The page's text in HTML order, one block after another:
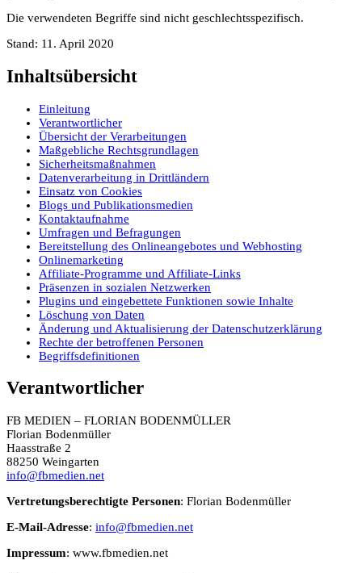
Die verwendeten Begriffe sind nicht geschlechtsspezifisch.
Stand: 11. April 2020
Inhaltsübersicht
Einleitung
Verantwortlicher
Übersicht der Verarbeitungen
Maßgebliche Rechtsgrundlagen
Sicherheitsmaßnahmen
Datenverarbeitung in Drittländern
Einsatz von Cookies
Blogs und Publikationsmedien
Kontaktaufnahme
Umfragen und Befragungen
Bereitstellung des Onlineangebotes und Webhosting
Onlinemarketing
Affiliate-Programme und Affiliate-Links
Präsenzen in sozialen Netzwerken
Plugins und eingebettete Funktionen sowie Inhalte
Löschung von Daten
Änderung und Aktualisierung der Datenschutzerklärung
Rechte der betroffenen Personen
Begriffsdefinitionen
Verantwortlicher
FB MEDIEN – FLORIAN BODENMÜLLER
Florian Bodenmüller
Haasstraße 2
88250 Weingarten
info@fbmedien.net
Vertretungsberechtigte Personen: Florian Bodenmüller
E-Mail-Adresse: info@fbmedien.net
Impressum: www.fbmedien.net